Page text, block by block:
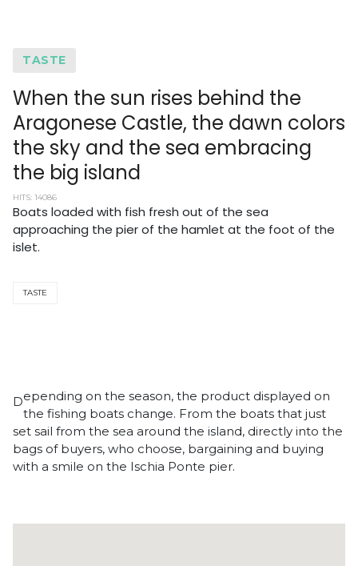
TASTE
When the sun rises behind the
Aragonese Castle, the dawn colors
the sky and the sea embracing
the big island
HITS: 14086
Boats loaded with fish fresh out of the sea
approaching the pier of the hamlet at the foot of the
islet.
TASTE
Depending on the season, the product displayed on
the fishing boats change. From the boats that just
set sail from the sea around the island, directly into the
bags of buyers, who choose, bargaining and buying
with a smile on the Ischia Ponte pier.